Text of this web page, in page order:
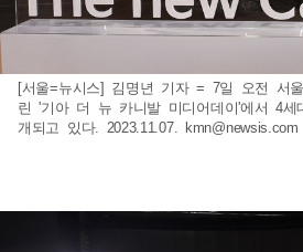
[서울=뉴시스] 김명년 기자 = 7일 오전 서
린 '기아 더 뉴 카니발 미디어데이'에서 4
개되고 있다. 2023.11.07. kmn@newsis.com